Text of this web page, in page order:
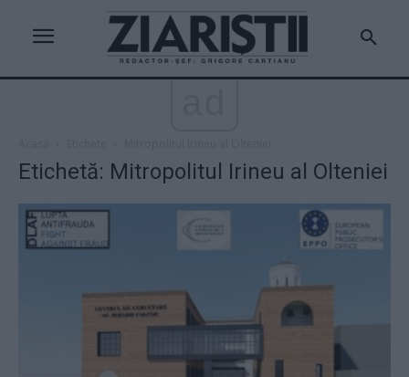
Etichetă: Mitropolitul Irineu al Olteniei